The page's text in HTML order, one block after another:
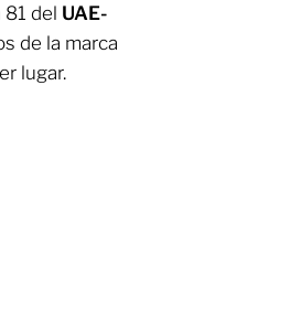
81 del UAE-
de la marca
lugar.